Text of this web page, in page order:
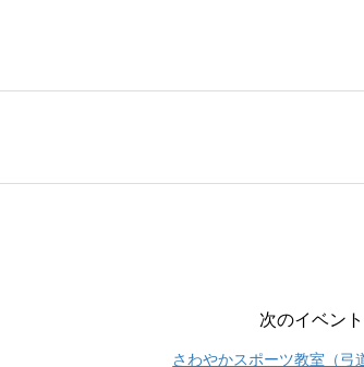
次のイベント
さわやかスポーツ教室（弓